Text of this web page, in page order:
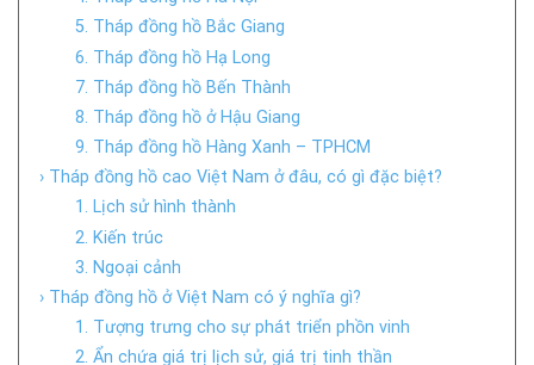
5. Tháp đồng hồ Bắc Giang
6. Tháp đồng hồ Hạ Long
7. Tháp đồng hồ Bến Thành
8. Tháp đồng hồ ở Hậu Giang
9. Tháp đồng hồ Hàng Xanh – TPHCM
› Tháp đồng hồ cao Việt Nam ở đâu, có gì đặc biệt?
1. Lịch sử hình thành
2. Kiến trúc
3. Ngoại cảnh
› Tháp đồng hồ ở Việt Nam có ý nghĩa gì?
1. Tượng trưng cho sự phát triển phồn vinh
2. Ẩn chứa giá trị lịch sử, giá trị tinh thần